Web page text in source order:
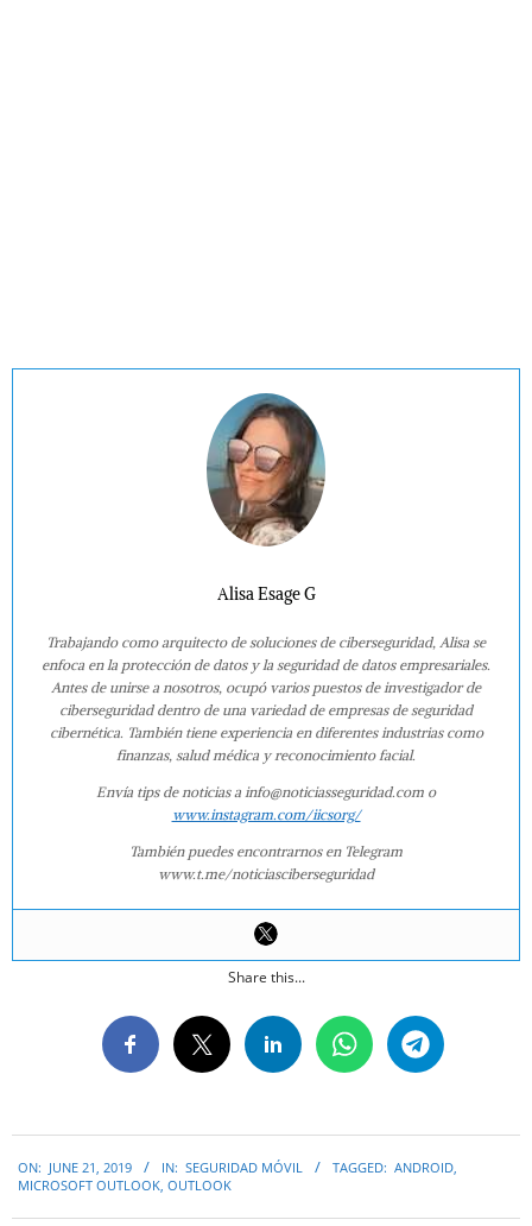
Alisa Esage G
Trabajando como arquitecto de soluciones de ciberseguridad, Alisa se
enfoca en la protección de datos y la seguridad de datos empresariales.
Antes de unirse a nosotros, ocupó varios puestos de investigador de
ciberseguridad dentro de una variedad de empresas de seguridad
cibernética. También tiene experiencia en diferentes industrias como
finanzas, salud médica y reconocimiento facial.
Envía tips de noticias a info@noticiasseguridad.com o
www.instagram.com/iicsorg/
También puedes encontrarnos en Telegram
www.t.me/noticiasciberseguridad
Share this...
06-
ON: JUNE 21, 2019 IN: SEGURIDAD MÓVIL TAGGED: ANDROID,
MICROSOFT OUTLOOK, OUTLOOK